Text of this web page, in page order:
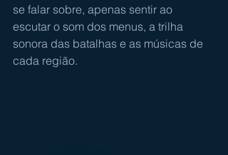
se falar sobre, apenas sentir ao
escutar o som dos menus, a trilha
sonora das batalhas e as músicas de
cada região.